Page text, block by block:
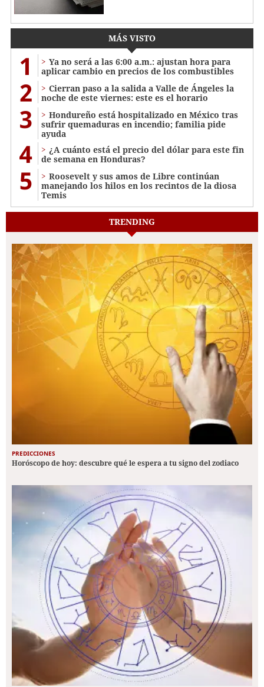
MÁS VISTO
1
Ya no será a las 6:00 a.m.: ajustan hora para
aplicar cambio en precios de los combustibles
2
Cierran paso a la salida a Valle de Ángeles la
noche de este viernes: este es el horario
3
Hondureño está hospitalizado en México tras
sufrir quemaduras en incendio; familia pide
ayuda
4
¿A cuánto está el precio del dólar para este fin
de semana en Honduras?
5
Roosevelt y sus amos de Libre continúan
manejando los hilos en los recintos de la diosa
Temis
TRENDING
PREDICCIONES
Horóscopo de hoy: descubre qué le espera a tu signo del zodiaco